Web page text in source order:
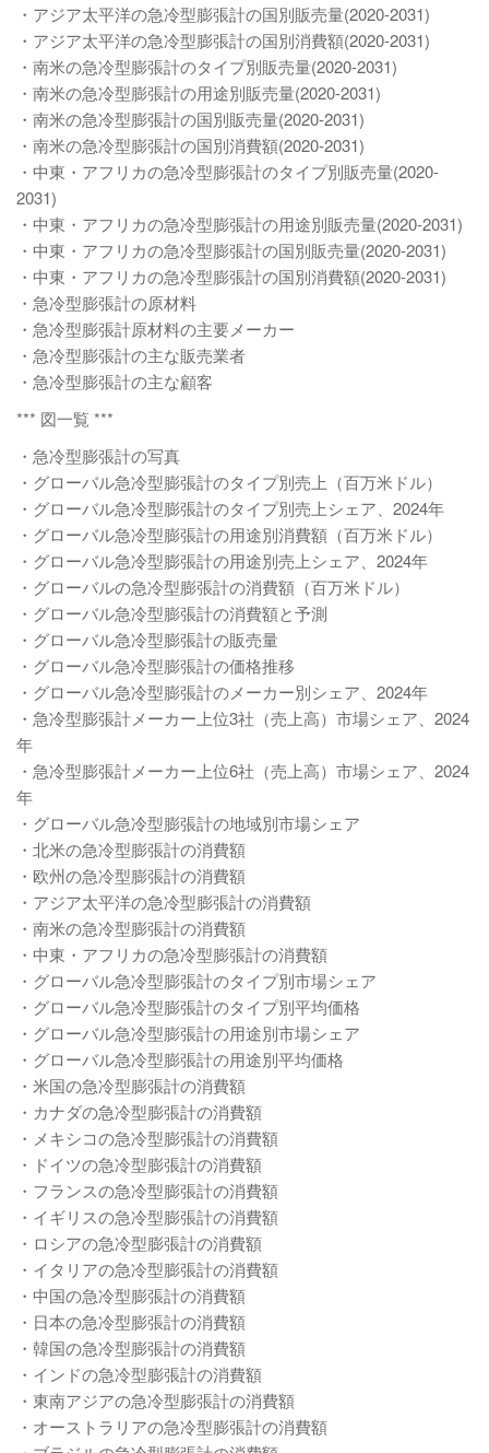
・アジア太平洋の急冷型膨張計の国別販売量(2020-2031)
・アジア太平洋の急冷型膨張計の国別消費額(2020-2031)
・南米の急冷型膨張計のタイプ別販売量(2020-2031)
・南米の急冷型膨張計の用途別販売量(2020-2031)
・南米の急冷型膨張計の国別販売量(2020-2031)
・南米の急冷型膨張計の国別消費額(2020-2031)
・中東・アフリカの急冷型膨張計のタイプ別販売量(2020-
2031)
・中東・アフリカの急冷型膨張計の用途別販売量(2020-2031)
・中東・アフリカの急冷型膨張計の国別販売量(2020-2031)
・中東・アフリカの急冷型膨張計の国別消費額(2020-2031)
・急冷型膨張計の原材料
・急冷型膨張計原材料の主要メーカー
・急冷型膨張計の主な販売業者
・急冷型膨張計の主な顧客
*** 図一覧 ***
・急冷型膨張計の写真
・グローバル急冷型膨張計のタイプ別売上（百万米ドル）
・グローバル急冷型膨張計のタイプ別売上シェア、2024年
・グローバル急冷型膨張計の用途別消費額（百万米ドル）
・グローバル急冷型膨張計の用途別売上シェア、2024年
・グローバルの急冷型膨張計の消費額（百万米ドル）
・グローバル急冷型膨張計の消費額と予測
・グローバル急冷型膨張計の販売量
・グローバル急冷型膨張計の価格推移
・グローバル急冷型膨張計のメーカー別シェア、2024年
・急冷型膨張計メーカー上位3社（売上高）市場シェア、2024
年
・急冷型膨張計メーカー上位6社（売上高）市場シェア、2024
年
・グローバル急冷型膨張計の地域別市場シェア
・北米の急冷型膨張計の消費額
・欧州の急冷型膨張計の消費額
・アジア太平洋の急冷型膨張計の消費額
・南米の急冷型膨張計の消費額
・中東・アフリカの急冷型膨張計の消費額
・グローバル急冷型膨張計のタイプ別市場シェア
・グローバル急冷型膨張計のタイプ別平均価格
・グローバル急冷型膨張計の用途別市場シェア
・グローバル急冷型膨張計の用途別平均価格
・米国の急冷型膨張計の消費額
・カナダの急冷型膨張計の消費額
・メキシコの急冷型膨張計の消費額
・ドイツの急冷型膨張計の消費額
・フランスの急冷型膨張計の消費額
・イギリスの急冷型膨張計の消費額
・ロシアの急冷型膨張計の消費額
・イタリアの急冷型膨張計の消費額
・中国の急冷型膨張計の消費額
・日本の急冷型膨張計の消費額
・韓国の急冷型膨張計の消費額
・インドの急冷型膨張計の消費額
・東南アジアの急冷型膨張計の消費額
・オーストラリアの急冷型膨張計の消費額